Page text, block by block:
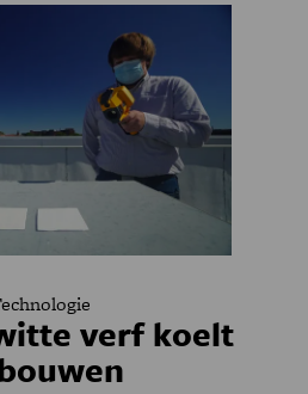
verf koelt